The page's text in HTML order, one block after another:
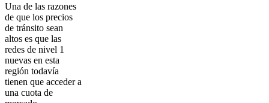
Una de las razones
de que los precios
de tránsito sean
altos es que las
redes de nivel 1
nuevas en esta
región todavía
tienen que acceder a
una cuota de